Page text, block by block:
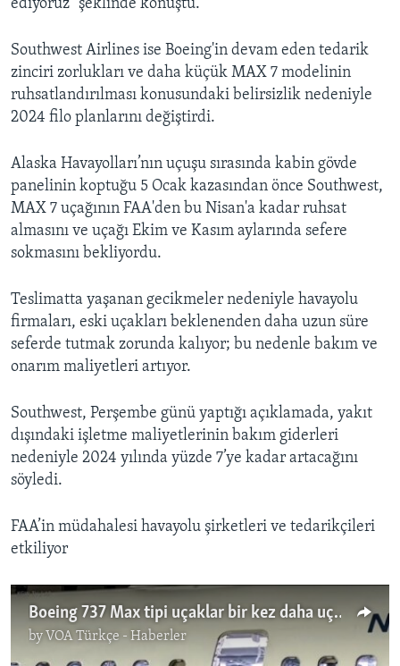
ediyoruz" şeklinde konuştu.
Southwest Airlines ise Boeing'in devam eden tedarik
zinciri zorlukları ve daha küçük MAX 7 modelinin
ruhsatlandırılması konusundaki belirsizlik nedeniyle
2024 filo planlarını değiştirdi.
Alaska Havayolları’nın uçuşu sırasında kabin gövde
panelinin koptuğu 5 Ocak kazasından önce Southwest,
MAX 7 uçağının FAA'den bu Nisan'a kadar ruhsat
almasını ve uçağı Ekim ve Kasım aylarında sefere
sokmasını bekliyordu.
Teslimatta yaşanan gecikmeler nedeniyle havayolu
firmaları, eski uçakları beklenenden daha uzun süre
seferde tutmak zorunda kalıyor; bu nedenle bakım ve
onarım maliyetleri artıyor.
Southwest, Perşembe günü yaptığı açıklamada, yakıt
dışındaki işletme maliyetlerinin bakım giderleri
nedeniyle 2024 yılında yüzde 7’ye kadar artacağını
söyledi.
FAA’in müdahalesi havayolu şirketleri ve tedarikçileri
etkiliyor
Boeing 737 Max tipi uçaklar bir kez daha uçuşlardan çekiliyor
by VOA Türkçe - Haberler